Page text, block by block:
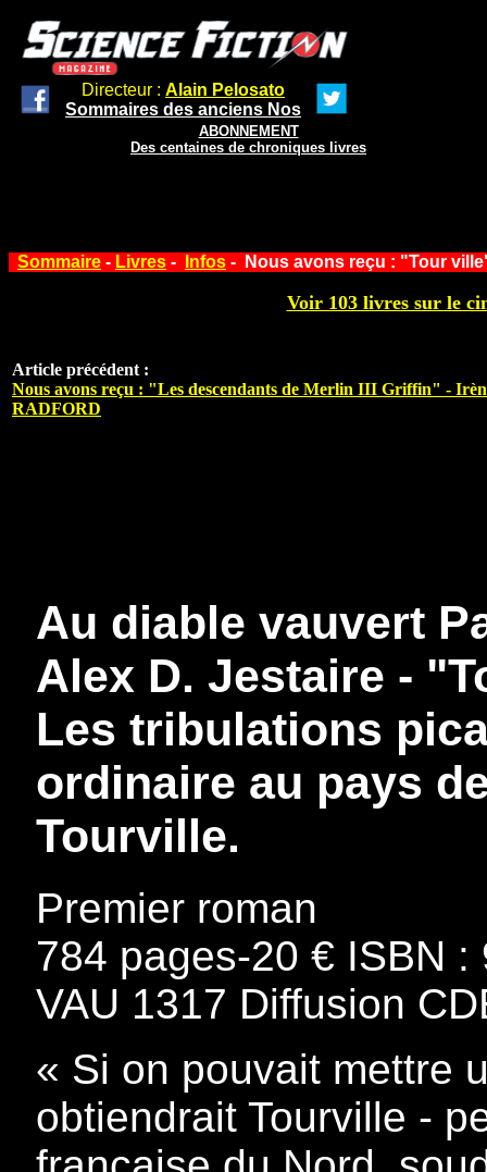
Directeur : Alain Pelosato
Sommaires des anciens Nos
ABONNEMENT
Des centaines de chroniques livres
Sommaire - Livres - Infos - Nous avons reçu : "Tour
Voir 103 livres sur le
Article précédent :
Nous avons reçu : "Les descendants de Merlin III Griffin" -
RADFORD
Au diable vauvert
Alex D. Jestaire -
Les tribulations
ordinaire au pays
Tourville.
Premier roman
784 pages-20 € ISBN
VAU 1317 Diffusion
« Si on pouvait mettre
obtiendrait Tourville -